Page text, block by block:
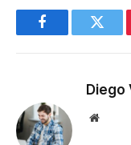
Facebook
Diego
Website